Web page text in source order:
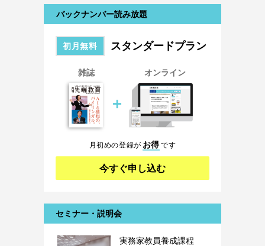
バックナンバー読み放題
初月無料 スタンダードプラン
雑誌
＋
オンライン
月初めの登録が お得です
今すぐ申し込む
セミナー・説明会
実務家教員養成課程